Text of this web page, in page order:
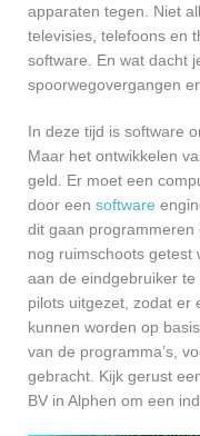
apparaten tegen. Niet
televisies, telefoons en
software. En wat dacht
spoorwegovergangen
In deze tijd is software
Maar het ontwikkelen
geld. Er moet een
door een software
dit gaan
nog ruimschoots getest
aan de eindgebruiker
pilots uitgezet, zodat er
kunnen worden op
van de programma’s,
gebracht. Kijk gerust
BV in Alphen om een